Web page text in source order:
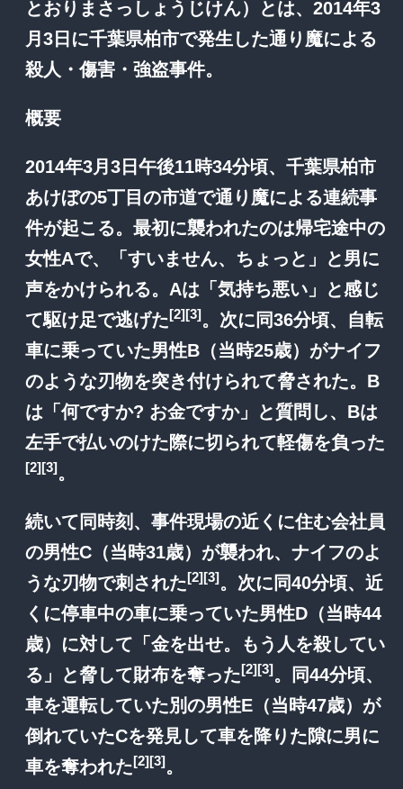
とおりまさっしょうじけん）とは、2014年3
月3日に千葉県柏市で発生した通り魔による
殺人・傷害・強盗事件。
概要
2014年3月3日午後11時34分頃、千葉県柏市
あけぼの5丁目の市道で通り魔による連続事
件が起こる。最初に襲われたのは帰宅途中の
女性Aで、「すいません、ちょっと」と男に
声をかけられる。Aは「気持ち悪い」と感じ
て駆け足で逃げた[2][3]。次に同36分頃、自転
車に乗っていた男性B（当時25歳）がナイフ
のような刃物を突き付けられて脅された。B
は「何ですか? お金ですか」と質問し、Bは
左手で払いのけた際に切られて軽傷を負った
[2][3]。
続いて同時刻、事件現場の近くに住む会社員
の男性C（当時31歳）が襲われ、ナイフのよ
うな刃物で刺された[2][3]。次に同40分頃、近
くに停車中の車に乗っていた男性D（当時44
歳）に対して「金を出せ。もう人を殺してい
る」と脅して財布を奪った[2][3]。同44分頃、
車を運転していた別の男性E（当時47歳）が
倒れていたCを発見して車を降りた隙に男に
車を奪われた[2][3]。